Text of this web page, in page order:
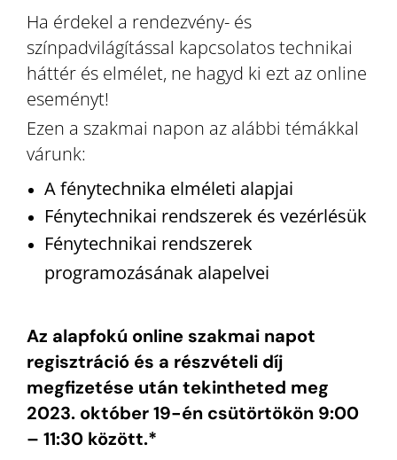
Ha érdekel a rendezvény- és
színpadvilágítással kapcsolatos technikai
háttér és elmélet, ne hagyd ki ezt az online
eseményt!
Ezen a szakmai napon az alábbi témákkal
várunk:
A fénytechnika elméleti alapjai
Fénytechnikai rendszerek és vezérlésük
Fénytechnikai rendszerek
programozásának alapelvei
Az alapfokú online szakmai napot
regisztráció és a részvételi díj
megfizetése után tekintheted meg
2023. október 19-én csütörtökön 9:00
– 11:30 között.*